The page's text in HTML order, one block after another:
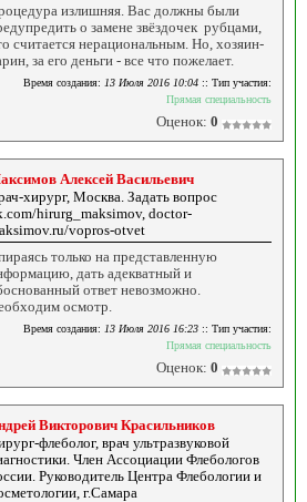
излишняя. Вас должны были
о замене звёздочек рубцами,
считается нерациональным. Но, хозяин-
за его деньги - все что пожелает.
Время создания: 13 Июля 2016 10:04 :: Тип участия:
Прямая специальность
Оценок: 0
Алексей Васильевич
хирург, Москва. Задать вопрос
hirurg_maksimov, doctor-
vopros-otvet
только на представленную
дать адекватный и
ответ невозможно.
осмотр.
Время создания: 13 Июля 2016 16:23 :: Тип участия:
Прямая специальность
Оценок: 0
Викторович Красильников
флеболог, врач ультразвуковой
Член Ассоциации Флебологов
Руководитель Центра Флебологии и
г.Самара